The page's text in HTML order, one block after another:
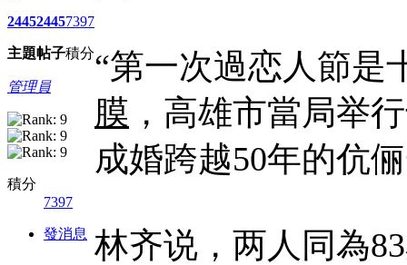
2445
主題
2445
帖子
7397
積分
管理員
積分
7397
發消息
“第一次過恋人節是
膜 ，高雄市當局举
成婚跨越50年的伉
林齐说，两人同為